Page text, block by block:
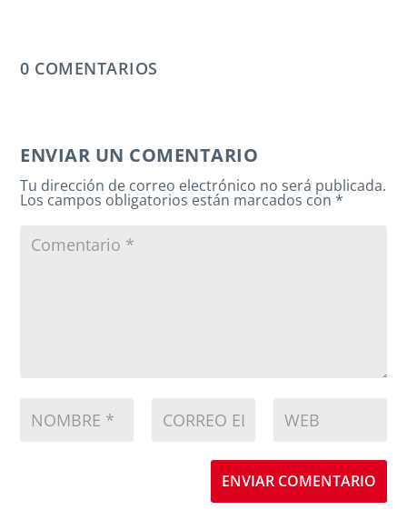
0 COMENTARIOS
ENVIAR UN COMENTARIO
Tu dirección de correo electrónico no será publicada.
Los campos obligatorios están marcados con*
ENVIAR COMENTARIO